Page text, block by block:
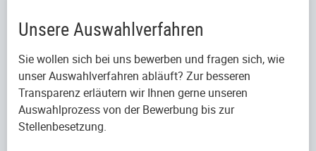
Unsere Auswahlverfahren
Sie wollen sich bei uns bewerben und fragen sich, wie
unser Auswahlverfahren abläuft? Zur besseren
Transparenz erläutern wir Ihnen gerne unseren
Auswahlprozess von der Bewerbung bis zur
Stellenbesetzung.